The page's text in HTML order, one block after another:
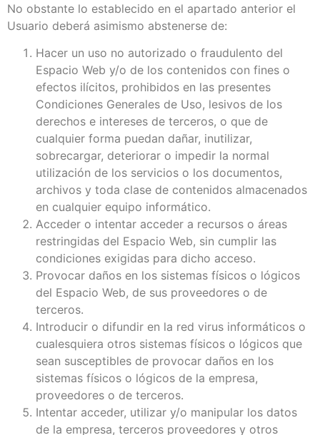
No obstante lo establecido en el apartado anterior el
Usuario deberá asimismo abstenerse de:
Hacer un uso no autorizado o fraudulento del
Espacio Web y/o de los contenidos con fines o
efectos ilícitos, prohibidos en las presentes
Condiciones Generales de Uso, lesivos de los
derechos e intereses de terceros, o que de
cualquier forma puedan dañar, inutilizar,
sobrecargar, deteriorar o impedir la normal
utilización de los servicios o los documentos,
archivos y toda clase de contenidos almacenados
en cualquier equipo informático.
Acceder o intentar acceder a recursos o áreas
restringidas del Espacio Web, sin cumplir las
condiciones exigidas para dicho acceso.
Provocar daños en los sistemas físicos o lógicos
del Espacio Web, de sus proveedores o de
terceros.
Introducir o difundir en la red virus informáticos o
cualesquiera otros sistemas físicos o lógicos que
sean susceptibles de provocar daños en los
sistemas físicos o lógicos de la empresa,
proveedores o de terceros.
Intentar acceder, utilizar y/o manipular los datos
de la empresa, terceros proveedores y otros